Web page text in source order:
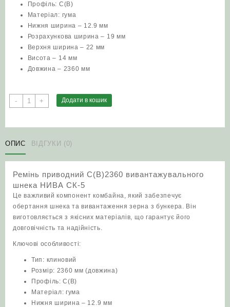
Профіль: C(В)
Матеріал: гума
Нижня ширина – 12.9 мм
Розрахункова ширина – 19 мм
Верхня ширина – 22 мм
Висота – 14 мм
Довжина – 2360 мм
-
Ремінь
приводний
шнека
НИВА
кількість
+ Додати в кошик
ОПИС ВІДГУКИ (0)
Ремінь приводний C(В)2360 вивантажувального
шнека НИВА СК-5
Це важливий компонент комбайна, який забезпечує
обертання шнека та вивантаження зерна з бункера. Він
виготовляється з якісних матеріалів, що гарантує його
довговічність та надійність.
Ключові особливості:
Тип: клиновий
Розмір: 2360 мм (довжина)
Профіль: C(В)
Матеріал: гума
Нижня ширина – 12.9 мм